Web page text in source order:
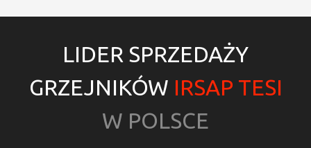
LIDER SPRZEDAŻY
GRZEJNIKÓW IRSAP TESI
W POLSCE